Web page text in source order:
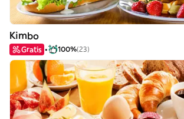
Kimbo
Gratis 100%(23)